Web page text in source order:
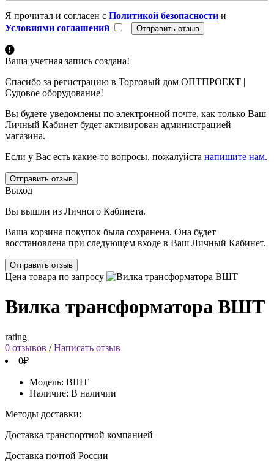
Я прочитал и согласен с Политикой безопасности и
Условиями соглашений
Ваша учетная запись создана!
Спасибо за регистрацию в Торговый дом ОПТПРОЕКТ |
Судовое оборудование!
Вы будете уведомлены по электронной почте, как только Ваш
Личный Кабинет будет активирован администрацией
магазина.
Если у Вас есть какие-то вопросы, пожалуйста напишите нам.
Отправить отзыв
Выход
Вы вышли из Личного Кабинета.
Ваша корзина покупок была сохранена. Она будет
восстановлена при следующем входе в Ваш Личный Кабинет.
Отправить отзыв
Цена товара по запросу
Вилка трансформатора ВШТ
rating
0 отзывов /Написать отзыв
0₽
Модель: ВШТ
Наличие: В наличии
Методы доставки:
Доставка транспортной компанией
Доставка почтой России